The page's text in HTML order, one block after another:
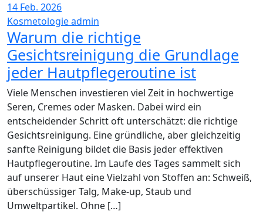
14 Feb. 2026
Kosmetologieadmin
Warum die richtige
Gesichtsreinigung die Grundlage
jeder Hautpflegeroutine ist
Viele Menschen investieren viel Zeit in hochwertige
Seren, Cremes oder Masken. Dabei wird ein
entscheidender Schritt oft unterschätzt: die richtige
Gesichtsreinigung. Eine gründliche, aber gleichzeitig
sanfte Reinigung bildet die Basis jeder effektiven
Hautpflegeroutine. Im Laufe des Tages sammelt sich
auf unserer Haut eine Vielzahl von Stoffen an: Schweiß,
überschüssiger Talg, Make-up, Staub und
Umweltpartikel. Ohne […]